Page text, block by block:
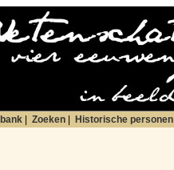
Zoeken Historische personen